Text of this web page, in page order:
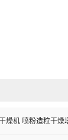
燥机 喷粉造粒干燥